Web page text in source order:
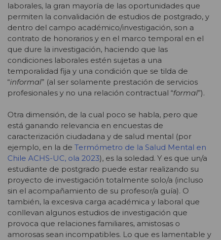
laborales, la gran mayoría de las oportunidades que
permiten la convalidación de estudios de postgrado, y
dentro del campo académico/investigación, son a
contrato de honorarios y en el marco temporal en el
que dure la investigación, haciendo que las
condiciones laborales estén sujetas a una
temporalidad fija y una condición que se tilda de
“informal” (al ser solamente prestación de servicios
profesionales y no una relación contractual “formal”).
Otra dimensión, de la cual poco se habla, pero que
está ganando relevancia en encuestas de
caracterización ciudadana y de salud mental (por
ejemplo, en la de Termómetro de la Salud Mental en
Chile ACHS-UC, ola 2023), es la soledad. Y es que un/a
estudiante de postgrado puede estar realizando su
proyecto de investigación totalmente solo/a (incluso
sin el acompañamiento de su profesor/a guía). O
también, la excesiva carga académica y laboral que
conllevan algunos estudios de investigación que
provoca que relaciones familiares, amistosas o
amorosas sean incompatibles. Lo que es lamentable y